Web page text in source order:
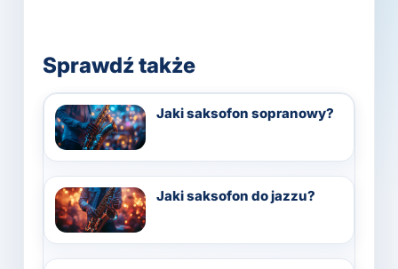
Sprawdź także
Jaki saksofon sopranowy?
Jaki saksofon do jazzu?